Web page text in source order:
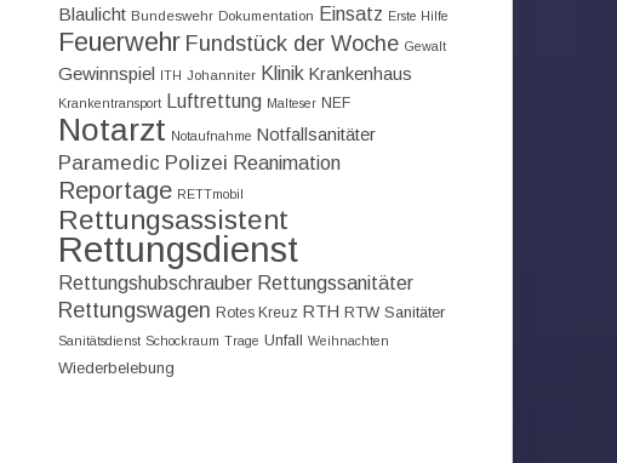
Blaulicht Bundeswehr Dokumentation Einsatz Erste Hilfe
Feuerwehr Fundstück der Woche Gewalt
Gewinnspiel ITH Johanniter Klinik Krankenhaus
Krankentransport Luftrettung Malteser NEF
Notarzt Notaufnahme Notfallsanitäter
Paramedic Polizei Reanimation
Reportage RETTmobil
Rettungsassistent
Rettungsdienst
Rettungshubschrauber Rettungssanitäter
Rettungswagen Rotes Kreuz RTH RTW Sanitäter
Sanitätsdienst Schockraum Trage Unfall Weihnachten
Wiederbelebung